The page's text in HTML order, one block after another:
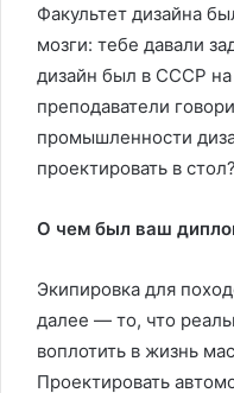
Факультет дизайна
мозги: тебе давали
дизайн был в СССР
преподаватели
промышленности
проектировать в стол?
О чем был ваш
Экипировка для
далее — то, что
воплотить в жизнь
Проектировать